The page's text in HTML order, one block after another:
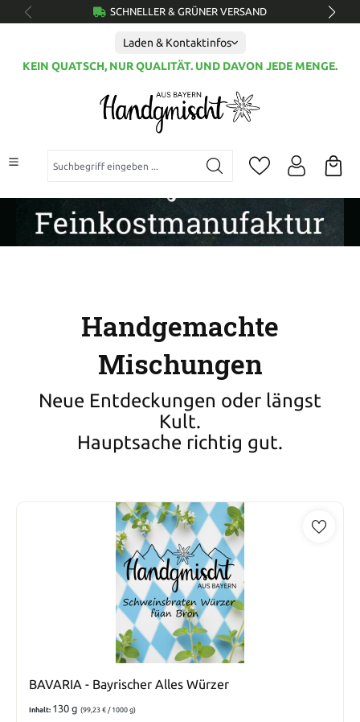
springen SCHNELLER & GRÜNER VERSAND
Laden & Kontaktinfos
KEIN QUATSCH, NUR QUALITÄT. UND DAVON JEDE MENGE.
Suchbegriff eingeben ...
Handgemachte
Mischungen
Neue Entdeckungen oder längst
Kult.
Hauptsache richtig gut.
BAVARIA - Bayrischer Alles Würzer
Inhalt: 130 g (99,23 € / 1000 g)